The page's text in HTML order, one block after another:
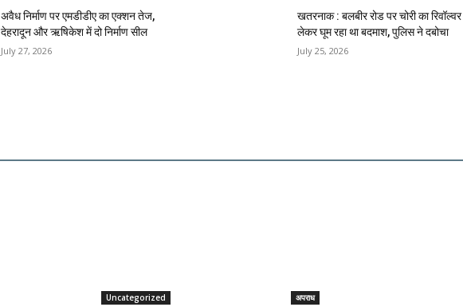
अवैध निर्माण पर एमडीडीए का एक्शन तेज,
देहरादून और ऋषिकेश में दो निर्माण सील
July 27, 2026
खतरनाक : बलबीर रोड पर चोरी का रिवॉल्वर
लेकर घूम रहा था बदमाश, पुलिस ने दबोचा
July 25, 2026
Uncategorized अपराध